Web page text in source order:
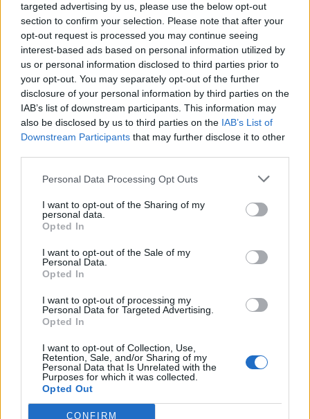
targeted advertising by us, please use the below opt-out
section to confirm your selection. Please note that after your
opt-out request is processed you may continue seeing
interest-based ads based on personal information utilized by
us or personal information disclosed to third parties prior to
your opt-out. You may separately opt-out of the further
disclosure of your personal information by third parties on the
IAB’s list of downstream participants. This information may
also be disclosed by us to third parties on the IAB’s List of
Downstream Participants that may further disclose it to other
Personal Data Processing Opt Outs
I want to opt-out of the Sharing of my
personal data.
Opted In
I want to opt-out of the Sale of my
Personal Data.
Opted In
I want to opt-out of processing my
Personal Data for Targeted Advertising.
Opted In
I want to opt-out of Collection, Use,
Retention, Sale, and/or Sharing of my
Personal Data that Is Unrelated with the
Purposes for which it was collected.
Opted Out
CONFIRM